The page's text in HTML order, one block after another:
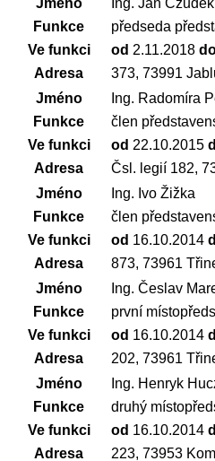
Jméno
Ing. Jan Czudek
Funkce
předseda
Ve funkci
od 2.11.2018
Adresa
373, 73991
Jméno
Ing. Radomíra
Funkce
člen
Ve funkci
od 22.10.2015
Adresa
Čsl. legií 182,
Jméno
Ing. Ivo Žižka
Funkce
člen
Ve funkci
od 16.10.2014
Adresa
873, 73961
Jméno
Ing. Česlav
Funkce
první
Ve funkci
od 16.10.2014
Adresa
202, 73961
Jméno
Ing. Henryk
Funkce
druhý
Ve funkci
od 16.10.2014
Adresa
223, 73953